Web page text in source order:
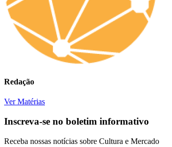
Redação
Ver Matérias
Inscreva-se no boletim informativo
Receba nossas notícias sobre Cultura e Mercado